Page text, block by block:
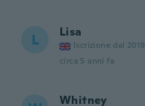
L Lisa
Iscrizione dal 2019
circa 5 anni fa
Whitney